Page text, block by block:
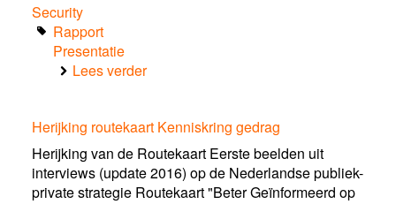
Security
Rapport
Presentatie
Lees verderover
PoC
in
2
slides
Herijking routekaart Kenniskring gedrag
Herijking van de Routekaart Eerste beelden uit
interviews (update 2016) op de Nederlandse publiek-
private strategie Routekaart "Beter Geïnformeerd op